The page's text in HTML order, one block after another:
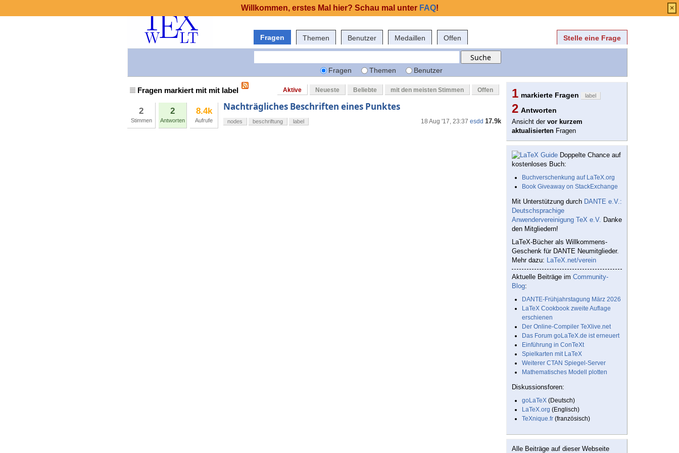
Fragen Themen Benutzer Medaillen Offen Stelle eine Frage
Fragen Themen Benutzer
Fragen markiert mit mit label Aktive Neueste Beliebte mit den meisten Stimmen Offen
2
Stimmen
2
Antworten
8.4k
Aufrufe
Nachträgliches Beschriften eines Punktes
18 Aug '17, 23:37 esdd 17.9k
nodes beschriftung label
1 markierte Fragen label
2 Antworten
Ansicht der vor kurzem
aktualisierten Fragen
Doppelte Chance auf
kostenloses Buch:
Buchverschenkung auf LaTeX.org
Book Giveaway on StackExchange
Mit Unterstützung durch DANTE e.V.:
Deutschsprachige
Anwendervereinigung TeX e.V. Danke
den Mitgliedern!
LaTeX-Bücher als Willkommens-
Geschenk für DANTE Neumitglieder.
Mehr dazu: LaTeX.net/verein
Aktuelle Beiträge im Community-
Blog:
DANTE-Frühjahrstagung März 2026
LaTeX Cookbook zweite Auflage
erschienen
Der Online-Compiler TeXlive.net
Das Forum goLaTeX.de ist erneuert
Einführung in ConTeXt
Spielkarten mit LaTeX
Weiterer CTAN Spiegel-Server
Mathematisches Modell plotten
Diskussionsforen:
goLaTeX (Deutsch)
LaTeX.org (Englisch)
TeXnique.fr (französisch)
Alle Beiträge auf dieser Webseite
Willkommen, erstes Mal hier? Schau mal unter FAQ! ×